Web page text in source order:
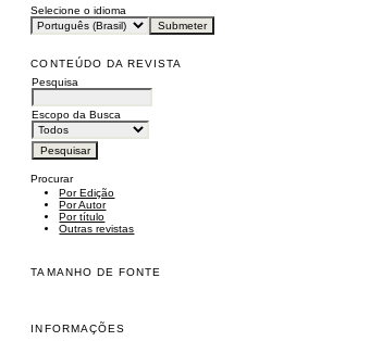
Selecione o idioma
CONTEÚDO DA REVISTA
Pesquisa
Escopo da Busca
Procurar
Por Edição
Por Autor
Por título
Outras revistas
TAMANHO DE FONTE
INFORMAÇÕES